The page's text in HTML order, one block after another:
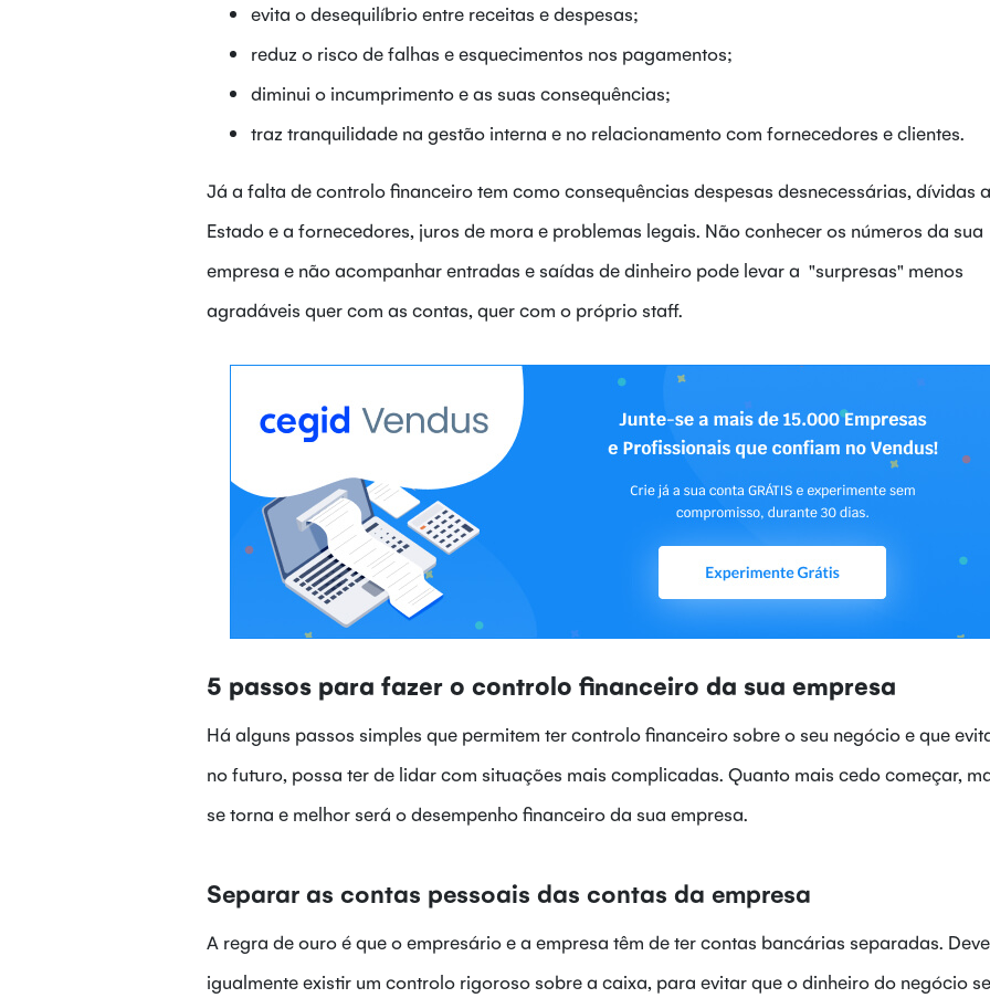
evita o desequilíbrio entre receitas e despesas;
reduz o risco de falhas e esquecimentos nos pagamentos;
diminui o incumprimento e as suas consequências;
traz tranquilidade na gestão interna e no relacionamento com fornecedores e clientes.
Já a falta de controlo financeiro tem como consequências despesas desnecessárias, dívidas
Estado e a fornecedores, juros de mora e problemas legais. Não conhecer os números da sua
empresa e não acompanhar entradas e saídas de dinheiro pode levar a "surpresas" menos
agradáveis quer com as contas, quer com o próprio staff.
5 passos para fazer o controlo financeiro da sua empresa
Há alguns passos simples que permitem ter controlo financeiro sobre o seu negócio e que
no futuro, possa ter de lidar com situações mais complicadas. Quanto mais cedo começar,
se torna e melhor será o desempenho financeiro da sua empresa.
Separar as contas pessoais das contas da empresa
A regra de ouro é que o empresário e a empresa têm de ter contas bancárias separadas.
igualmente existir um controlo rigoroso sobre a caixa, para evitar que o dinheiro do negócio